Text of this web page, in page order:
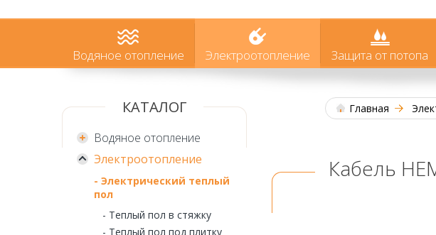
Водяное отопление Электроотопление Защита от потопа
КАТАЛОГ
Водяное отопление
Электроотопление
- Электрический теплый
пол
- Теплый пол в стяжку
- Теплый пол под плитку
Главная
Кабель